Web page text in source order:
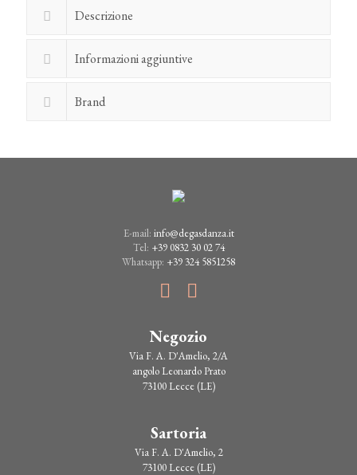
Descrizione
Informazioni aggiuntive
Brand
E-mail: info@degasdanza.it
Tel: +39 0832 30 02 74
Whatsapp: +39 324 5851258
Negozio
Via F. A. D'Amelio, 2/A
angolo Leonardo Prato
73100 Lecce (LE)
Sartoria
Via F. A. D'Amelio, 2
73100 Lecce (LE)